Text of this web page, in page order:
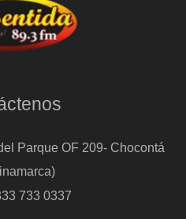
Parque OF 209- Chocontá
733 0337